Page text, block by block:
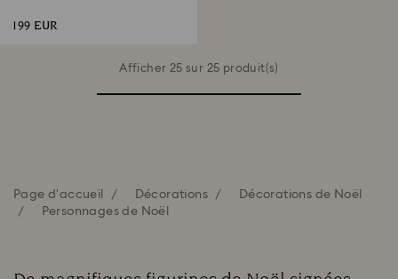
199 EUR
Afficher 25 sur 25 produit(s)
Page d'accueil Décorations
Décorations de Noël
Personnages de Noël